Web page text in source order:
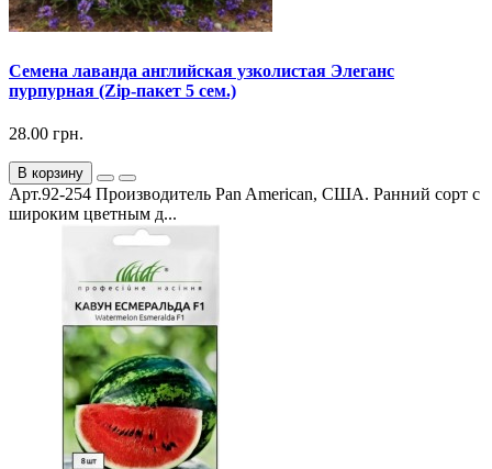
Семена лаванда английская узколистая Элеганс
пурпурная (Zip-пакет 5 сем.)
28.00 грн.
В корзину
Арт.92-254 Производитель Pan American, США. Ранний сорт с
широким цветным д...